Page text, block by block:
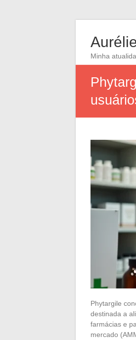
Minha
Phytargile
destinada a
farmácias e
mercado